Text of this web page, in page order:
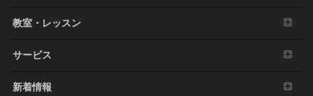
教室・レッスン
サービス
新着情報